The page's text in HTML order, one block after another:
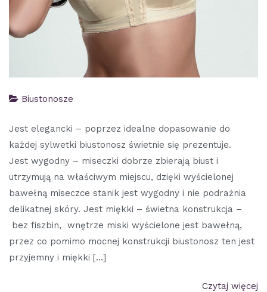
Biustonosze
Jest elegancki – poprzez idealne dopasowanie do
każdej sylwetki biustonosz świetnie się prezentuje.
Jest wygodny – miseczki dobrze zbierają biust i
utrzymują na właściwym miejscu, dzięki wyścielonej
bawełną miseczce stanik jest wygodny i nie podrażnia
delikatnej skóry. Jest miękki – świetna konstrukcja –
bez fiszbin, wnętrze miski wyścielone jest bawełną,
przez co pomimo mocnej konstrukcji biustonosz ten jest
przyjemny i miękki […]
Czytaj więcej